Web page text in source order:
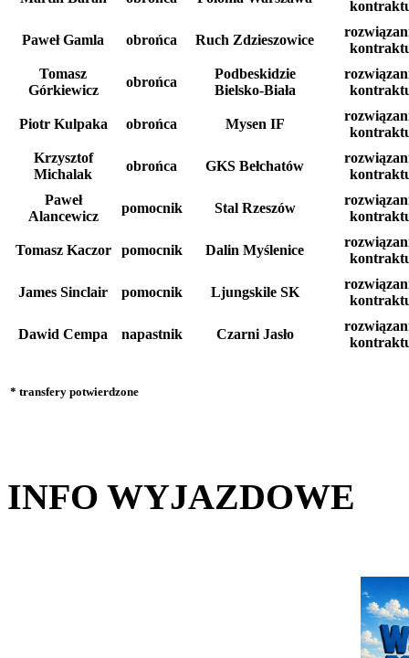
Paweł Gamla obrońca Ruch Zdzieszowice
Tomasz
Górkiewicz
obrońca
Podbeskidzie
Bielsko-Biała
Piotr Kulpaka obrońca Mysen IF
Krzysztof
Michalak
obrońca GKS Bełchatów
Paweł
Alancewicz
pomocnik Stal Rzeszów
Tomasz Kaczor pomocnik Dalin Myślenice
James Sinclair pomocnik Ljungskile SK
Dawid Cempa napastnik Czarni Jasło
* transfery potwierdzone
INFO WYJAZDOWE